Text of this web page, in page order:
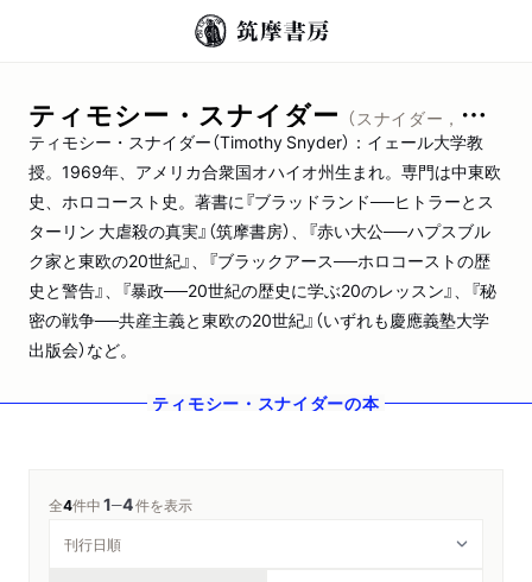
ティモシー・スナイダー （スナイダー，ティモシー）
ティモシー・スナイダー（Timothy Snyder）：イェール大学教
授。1969年、アメリカ合衆国オハイオ州生まれ。専門は中東欧
史、ホロコースト史。著書に『ブラッドランド──ヒトラーとス
ターリン 大虐殺の真実』（筑摩書房）、『赤い大公──ハプスブル
ク家と東欧の20世紀』、『ブラックアース──ホロコーストの歴
史と警告』、『暴政──20世紀の歴史に学ぶ20のレッスン』、『秘
密の戦争──共産主義と東欧の20世紀』（いずれも慶應義塾大学
出版会）など。
ティモシー・スナイダーの本
全4件中1─4件を表示